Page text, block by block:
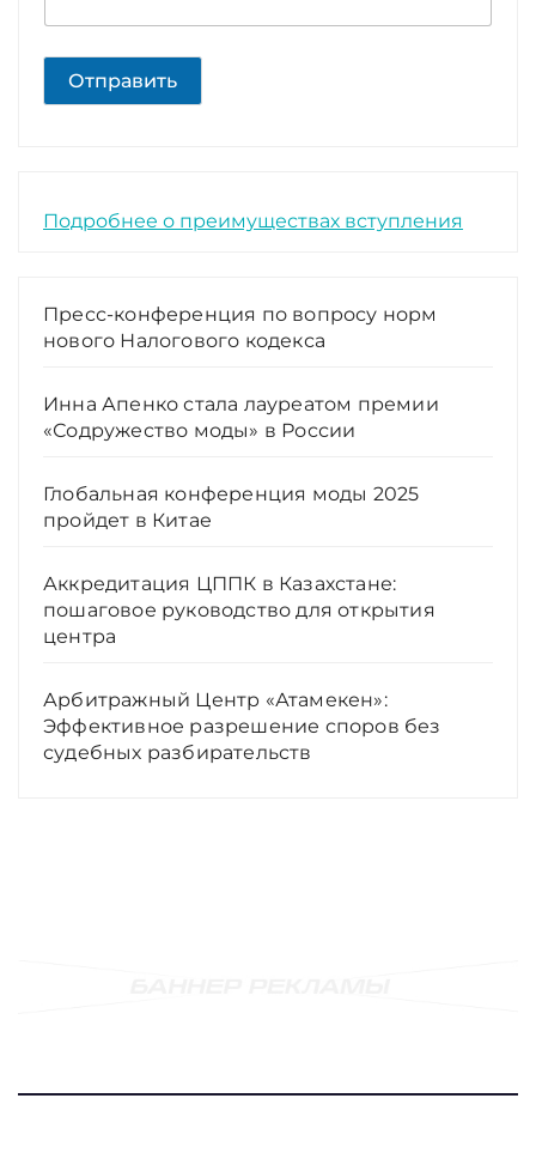
Отправить
Подробнее о преимуществах вступления
Пресс-конференция по вопросу норм
нового Налогового кодекса
Инна Апенко стала лауреатом премии
«Содружество моды» в России
Глобальная конференция моды 2025
пройдет в Китае
Аккредитация ЦППК в Казахстане:
пошаговое руководство для открытия
центра
Арбитражный Центр «Атамекен»:
Эффективное разрешение споров без
судебных разбирательств